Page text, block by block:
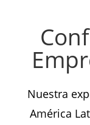
Nuestra
América